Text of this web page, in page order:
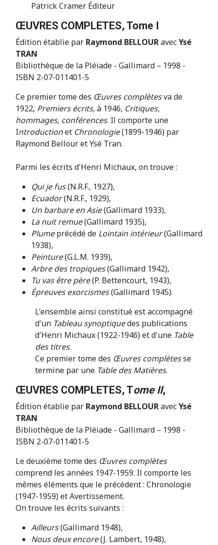
Patrick Cramer Éditeur
ŒUVRES COMPLETES, Tome I
Édition établie par Raymond BELLOURavecYsé
TRAN
Bibliothèque de la Pléiade - Gallimard – 1998 -
ISBN 2-07-011401-5
Ce premier tome des Œuvres complètesva de
1922, Premiers écrits, à 1946, Critiques,
hommages, conférences. Il comporte une
Introductionet Chronologie(1899-1946) par
Raymond Bellour et Ysé Tran.
Parmi les écrits d'Henri Michaux, on trouve :
Qui je fus(N.R.F., 1927),
Ecuador(N.R.F., 1929),
Un barbare en Asie(Gallimard 1933),
La nuit remue(Gallimard 1935),
Plumeprécédé de Lointain intérieur(Gallimard
1938),
Peinture(G.L.M. 1939),
Arbre des tropiques(Gallimard 1942),
Tu vas être père(P. Bettencourt, 1943),
Épreuves exorcismes(Gallimard 1945).
L'ensemble ainsi constitué est accompagné
d'un Tableau synoptiquedes publications
d'Henri Michaux (1922-1946) et d'une Table
des titres.
Ce premier tome des Œuvres complètesse
termine par une Table des Matières.
ŒUVRES COMPLETES, Tome II,
Édition établie par Raymond BELLOURavecYsé
TRAN
Bibliothèque de la Pléiade - Gallimard – 1998 -
ISBN 2-07-011401-5
Le deuxième tome des Œuvres complètes
comprend les années 1947-1959. Il comporte les
mêmes éléments que le précédent : Chronologie
(1947-1959) et Avertissement.
On trouve les écrits suivants :
Ailleurs(Gallimard 1948),
Nous deux encore(J. Lambert, 1948),